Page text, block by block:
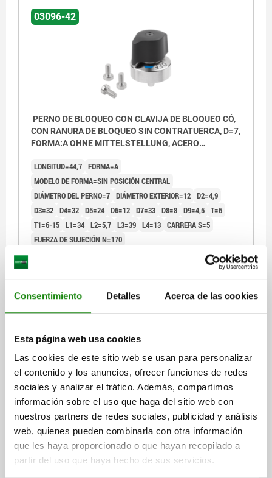
Consentimiento Detalles Acerca de las cookies
Esta página web usa cookies
Las cookies de este sitio web se usan para personalizar
el contenido y los anuncios, ofrecer funciones de redes
sociales y analizar el tráfico. Además, compartimos
información sobre el uso que haga del sitio web con
nuestros partners de redes sociales, publicidad y análisis
web, quienes pueden combinarla con otra información
que les haya proporcionado o que hayan recopilado a
partir del uso que haya hecho de sus servicios.
5) Posición OFF
03096-42
PERNO DE BLOQUEO CON CLAVIJA DE BLOQUEO CÓ,
CON RANURA DE BLOQUEO SIN CONTRATUERCA, D=7,
FORMA:A OHNE MITTELSTELLUNG, ACERO
LONGITUD=44,7 FORMA=A
MODELO DE FORMA=SIN POSICIÓN CENTRAL
DIÁMETRO DEL PERNO=7 DIÁMETRO EXTERIOR=12 D2=4,9
D3=32 D4=32 D5=24 D6=12 D7=33 D8=8 D9=4,5 T=6
T1=6-15 L1=34 L2=5,7 L3=39 L4=13 CARRERA S=5
FUERZA DE SUJECIÓN N=170
$2,231.92
más gastos de envío
03096-42